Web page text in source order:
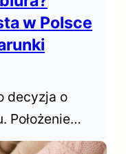
w Polsce
decyzja o
Położenie
do talentów,